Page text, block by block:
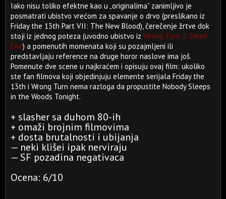
Iako nisu toliko efektne kao u „originalima” zanimljivo je
posmatrati ubistvo vrećom za spavanje o drvo (preslikano iz
Friday the 13th Part VII: The New Blood), čerečenje žrtve dok
stoji iz jednog poteza (uvodno ubistvo iz Wrong Turn 2: Dead
End) a pomenutih momenata koji su pozajmljeni ili
predstavljaju reference na druge horor naslove ima još.
Pomenute dve scene u najkraćem i opisuju ovaj film: ukoliko
ste fan filmova koji objedinjuju elemente serijala Friday the
13th i Wrong Turn nema razloga da propustite Nobody Sleeps
in the Woods Tonight.
+ slasher sa duhom 80-ih
+ omaži brojnim filmovima
+ dosta brutalnosti i ubijanja
— neki klišei ipak nerviraju
— SF pozadina negativaca
Ocena: 6/10